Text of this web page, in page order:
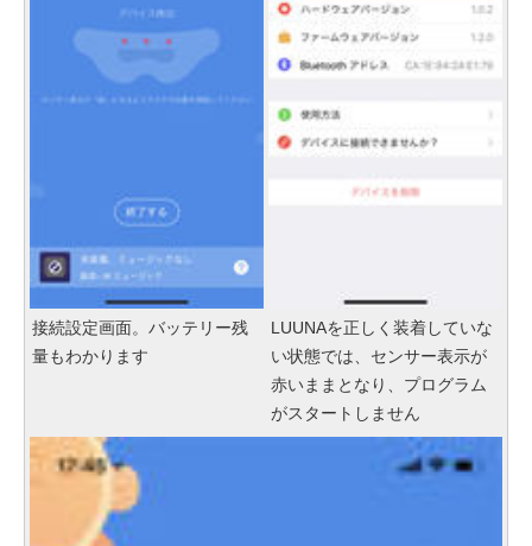
接続設定画面。バッテリー残
量もわかります
LUUNAを正しく装着していな
い状態では、センサー表示が
赤いままとなり、プログラム
がスタートしません